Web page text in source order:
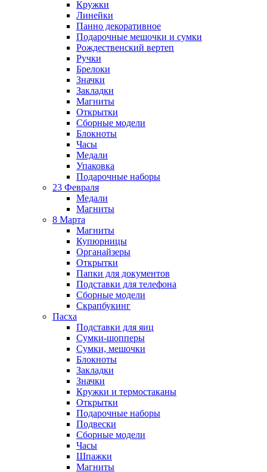
Кружки
Линейки
Панно декоративное
Подарочные мешочки и сумки
Рождественский вертеп
Ручки
Брелоки
Значки
Закладки
Магниты
Открытки
Сборные модели
Блокноты
Часы
Медали
Упаковка
Подарочные наборы
23 Февраля
Медали
Магниты
8 Марта
Магниты
Купюрницы
Органайзеры
Открытки
Папки для документов
Подставки для телефона
Сборные модели
Скрапбукинг
Пасха
Подставки для яиц
Сумки-шопперы
Сумки, мешочки
Блокноты
Закладки
Значки
Кружки и термостаканы
Открытки
Подарочные наборы
Подвески
Сборные модели
Часы
Шпажки
Магниты